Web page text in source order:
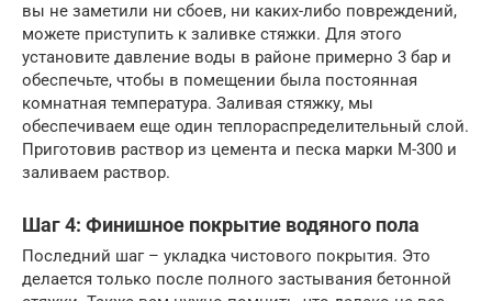
вы не заметили ни сбоев, ни каких-либо повреждений,
можете приступить к заливке стяжки. Для этого
установите давление воды в районе примерно 3 бар и
обеспечьте, чтобы в помещении была постоянная
комнатная температура. Заливая стяжку, мы
обеспечиваем еще один теплораспределительный слой.
Приготовив раствор из цемента и песка марки М-300 и
заливаем раствор.
Шаг 4: Финишное покрытие водяного пола
Последний шаг – укладка чистового покрытия. Это
делается только после полного застывания бетонной